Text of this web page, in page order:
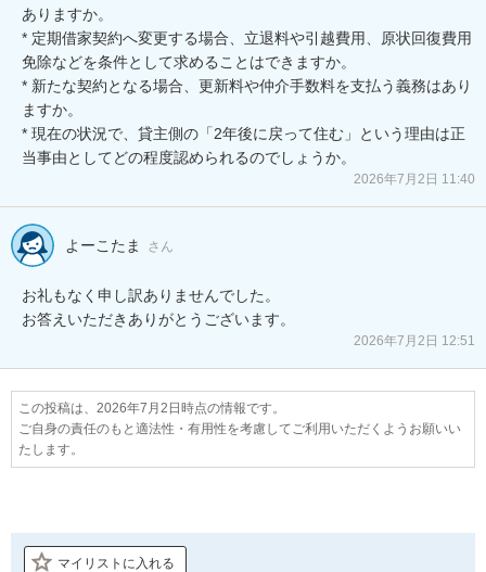
ありますか。
* 定期借家契約へ変更する場合、立退料や引越費用、原状回復費用
免除などを条件として求めることはできますか。
* 新たな契約となる場合、更新料や仲介手数料を支払う義務はあり
ますか。
* 現在の状況で、貸主側の「2年後に戻って住む」という理由は正
当事由としてどの程度認められるのでしょうか。
2026年7月2日 11:40
よーこたま さん
お礼もなく申し訳ありませんでした。
お答えいただきありがとうございます。
2026年7月2日 12:51
この投稿は、2026年7月2日時点の情報です。
ご自身の責任のもと適法性・有用性を考慮してご利用いただくようお願いい
たします。
マイリストに入れる